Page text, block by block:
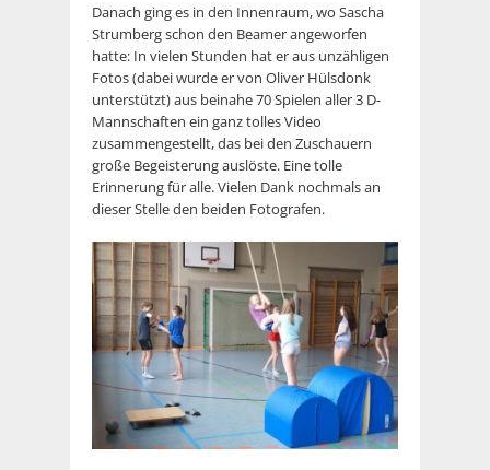
Danach ging es in den Innenraum, wo Sascha
Strumberg schon den Beamer angeworfen
hatte: In vielen Stunden hat er aus unzähligen
Fotos (dabei wurde er von Oliver Hülsdonk
unterstützt) aus beinahe 70 Spielen aller 3 D-
Mannschaften ein ganz tolles Video
zusammengestellt, das bei den Zuschauern
große Begeisterung auslöste. Eine tolle
Erinnerung für alle. Vielen Dank nochmals an
dieser Stelle den beiden Fotografen.